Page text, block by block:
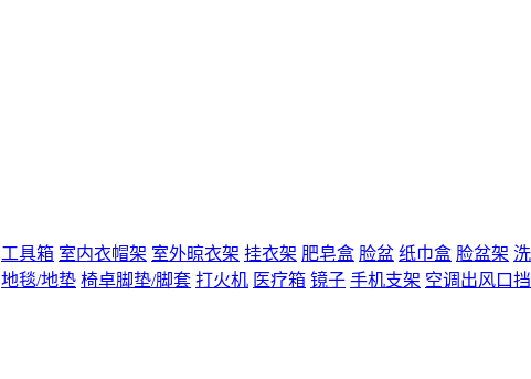
工具箱 室内衣帽架 室外晾衣架 挂衣架 肥皂盒 脸盆 纸巾盒 脸盆架 洗
地毯/地垫 椅卓脚垫/脚套 打火机 医疗箱 镜子 手机支架 空调出风口挡